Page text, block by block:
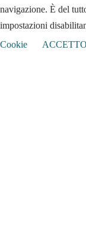
navigazione. È del
impostazioni
Cookie
ACCETTO